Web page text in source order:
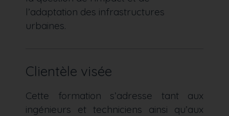
l’adaptation des infrastructures
urbaines.
Clientèle visée
Cette formation s’adresse tant aux
ingénieurs et techniciens ainsi qu’aux